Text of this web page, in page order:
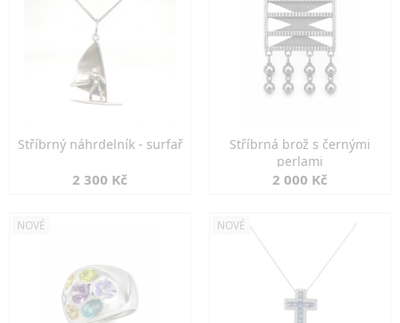
Stříbrný náhrdelník - surfař
2 300 Kč
Stříbrná brož s černými
perlami
2 000 Kč
NOVÉ NOVÉ